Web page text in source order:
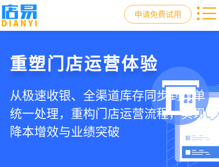
申请免费试用
门店收银，就用店易
智慧收银+商品库存+会员增长+小程序
商城，一套系统解决开店管店及业绩
增长难题
重塑门店运营体验
从极速收银、全渠道库存同步到订单
统一处理，重构门店运营流程，实现
降本增效与业绩突破
驱动私域会员增长
从支付即会员、精准营销到优惠券互
通，驱动私域流量沉淀和会员复购，
提升忠诚度和营销效果
快速拓展生意边界
借助小程序商城、线上引流到线下售
后，打通全域销售渠道，拓展生意边
界，提升顾客体验